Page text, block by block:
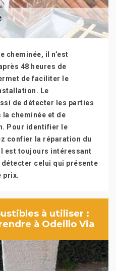
cheminée, il n’est
48 heures de
de faciliter le
Le
de détecter les parties
cheminée et de
Pour identifier le
confier la réparation du
est toujours intéressant
celui qui présente
prix.
à utiliser :
à Odeillo Via